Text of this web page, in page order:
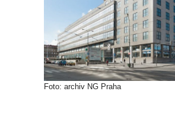
Foto: archiv NG Praha